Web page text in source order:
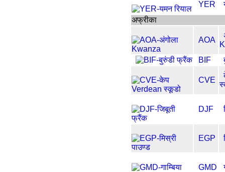
YER
अफ्रीका
AOA
BIF
CVE
DJF
EGP
GMD